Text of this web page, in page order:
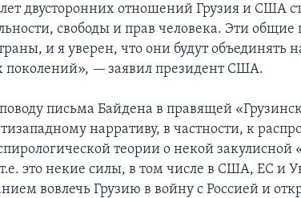
двусторонних отношений Грузия и США
свободы и прав человека. Эти общие
и я уверен, что они будут объединять
— заявил президент США.
письма Байдена в правящей
нарративу, в частности, к
теории о некой закулисной
это некие силы, в том числе в США, ЕС и
вовлечь Грузию в войну с Россией и